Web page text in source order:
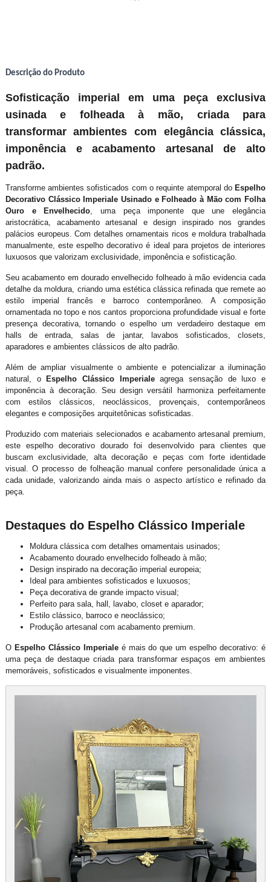
Descrição do Produto
Sofisticação imperial em uma peça exclusiva
usinada e folheada à mão, criada para
transformar ambientes com elegância clássica,
imponência e acabamento artesanal de alto
padrão.
Transforme ambientes sofisticados com o requinte atemporal doEspelho
Decorativo Clássico Imperiale Usinado e Folheado à Mão com Folha
Ouro e Envelhecido , uma peça imponente que une elegância
aristocrática, acabamento artesanal e design inspirado nos grandes
palácios europeus. Com detalhes ornamentais ricos e moldura trabalhada
manualmente, este espelho decorativo é ideal para projetos de interiores
luxuosos que valorizam exclusividade, imponência e sofisticação.
Seu acabamento em dourado envelhecido folheado à mão evidencia cada
detalhe da moldura, criando uma estética clássica refinada que remete ao
estilo imperial francês e barroco contemporâneo. A composição
ornamentada no topo e nos cantos proporciona profundidade visual e forte
presença decorativa, tornando o espelho um verdadeiro destaque em
halls de entrada, salas de jantar, lavabos sofisticados, closets,
aparadores e ambientes clássicos de alto padrão.
Além de ampliar visualmente o ambiente e potencializar a iluminação
natural, oEspelho Clássico Imperialeagrega sensação de luxo e
imponência à decoração. Seu design versátil harmoniza perfeitamente
com estilos clássicos, neoclássicos, provençais, contemporâneos
elegantes e composições arquitetônicas sofisticadas.
Produzido com materiais selecionados e acabamento artesanal premium,
este espelho decorativo dourado foi desenvolvido para clientes que
buscam exclusividade, alta decoração e peças com forte identidade
visual. O processo de folheação manual confere personalidade única a
cada unidade, valorizando ainda mais o aspecto artístico e refinado da
peça.
Destaques do Espelho Clássico Imperiale
Moldura clássica com detalhes ornamentais usinados;
Acabamento dourado envelhecido folheado à mão;
Design inspirado na decoração imperial europeia;
Ideal para ambientes sofisticados e luxuosos;
Peça decorativa de grande impacto visual;
Perfeito para sala, hall, lavabo, closet e aparador;
Estilo clássico, barroco e neoclássico;
Produção artesanal com acabamento premium.
O Espelho Clássico Imperialeé mais do que um espelho decorativo: é
uma peça de destaque criada para transformar espaços em ambientes
memoráveis, sofisticados e visualmente imponentes.